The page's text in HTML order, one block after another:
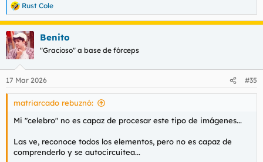
R
e
a
c
c
i
e
s
Rust Cole
Benito
"Gracioso" a base de fórceps
17 Mar 2026 #35
matriarcado rebuznó:
Mi "celebro" no es capaz de procesar este tipo de imágenes...
Las ve, reconoce todos los elementos, pero no es capaz de
comprenderlo y se autocircuitea...